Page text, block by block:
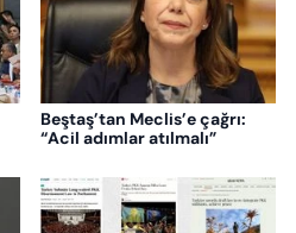
Beştaş’tan Meclis’e çağrı:
“Acil adımlar atılmalı”